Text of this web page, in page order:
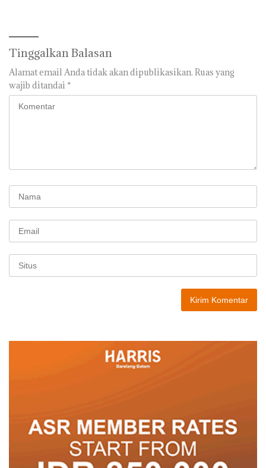
Tinggalkan Balasan
Alamat email Anda tidak akan dipublikasikan. Ruas yang
wajib ditandai *